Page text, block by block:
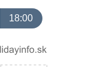
18:00